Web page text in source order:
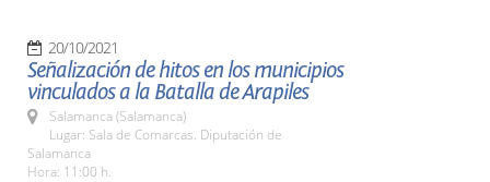
20/10/2021
Señalización de hitos en los municipios
vinculados a la Batalla de Arapiles
Salamanca (Salamanca)
Lugar: Sala de Comarcas. Diputación de
Salamanca
Hora: 11:00 h.